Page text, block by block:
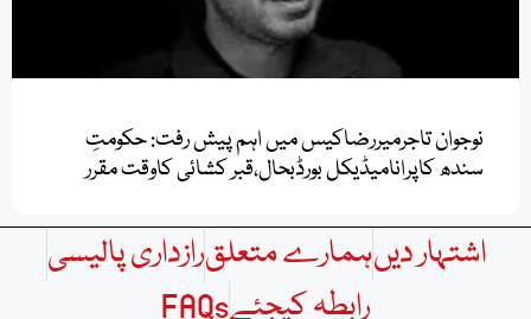
نوجوان تاجرمیررضاکیس میں اہم پیش رفت: حکومتِ
سندھ کاپرانامیڈیکل بورڈبحال،قبر کشائی کاوقت مقرر
اشتہار دیںہمارے متعلقرازداری پالیسی